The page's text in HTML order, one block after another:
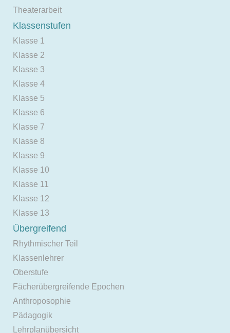
Theaterarbeit
Klassenstufen
Klasse 1
Klasse 2
Klasse 3
Klasse 4
Klasse 5
Klasse 6
Klasse 7
Klasse 8
Klasse 9
Klasse 10
Klasse 11
Klasse 12
Klasse 13
Übergreifend
Rhythmischer Teil
Klassenlehrer
Oberstufe
Fächerübergreifende Epochen
Anthroposophie
Pädagogik
Lehrplanübersicht